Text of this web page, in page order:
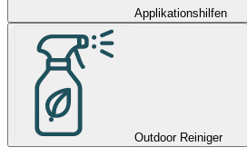
Applikationshilfen
Outdoor Reiniger